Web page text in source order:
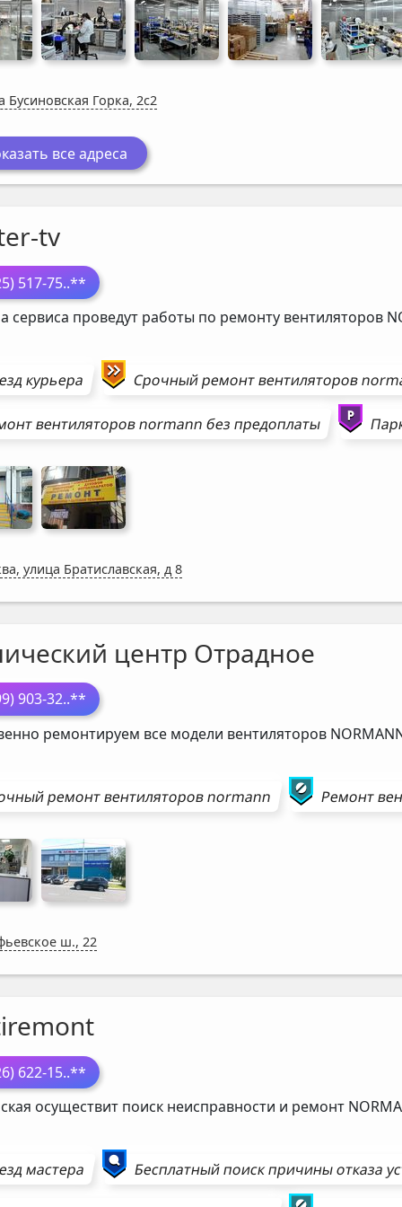
Бусиновская Горка, 2с2
все адреса
tv
517-75..**
сервиса проведут работы по ремонту вентиляторов
курьера Срочный ремонтвентиляторов
вентиляторовnormannбез предоплаты
улица Братиславская, д 8
центр Отрадное
903-32..**
ремонтируем все модели вентиляторов
ремонтвентиляторовnormann Ремонт
ш., 22
622-15..**
осуществит поиск неисправности и ремонт
мастера Бесплатный поиск причины отказа